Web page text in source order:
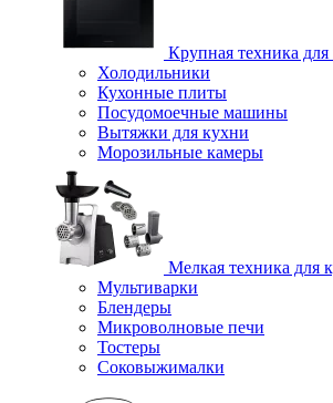
Крупная техника
Холодильники
Кухонные плиты
Посудомоечные машины
Вытяжки для кухни
Морозильные камеры
Мелкая техника для
Мультиварки
Блендеры
Микроволновые печи
Тостеры
Соковыжималки